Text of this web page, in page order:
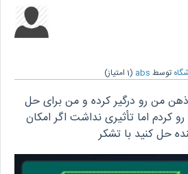
توسط abs
(
1 امتیاز)
من رو درگیر کرده و من برای حل
کردم اما تأثیری نداشت اگر امکان
حل کنید با تشکر